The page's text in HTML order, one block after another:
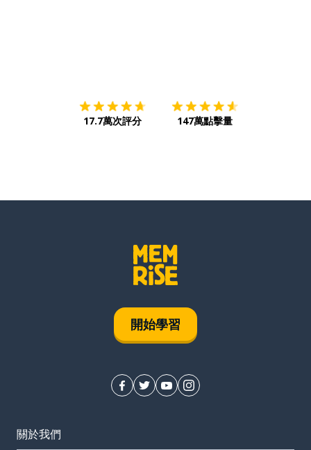
17.7萬次評分 147萬點擊量
開始學習
關於我們